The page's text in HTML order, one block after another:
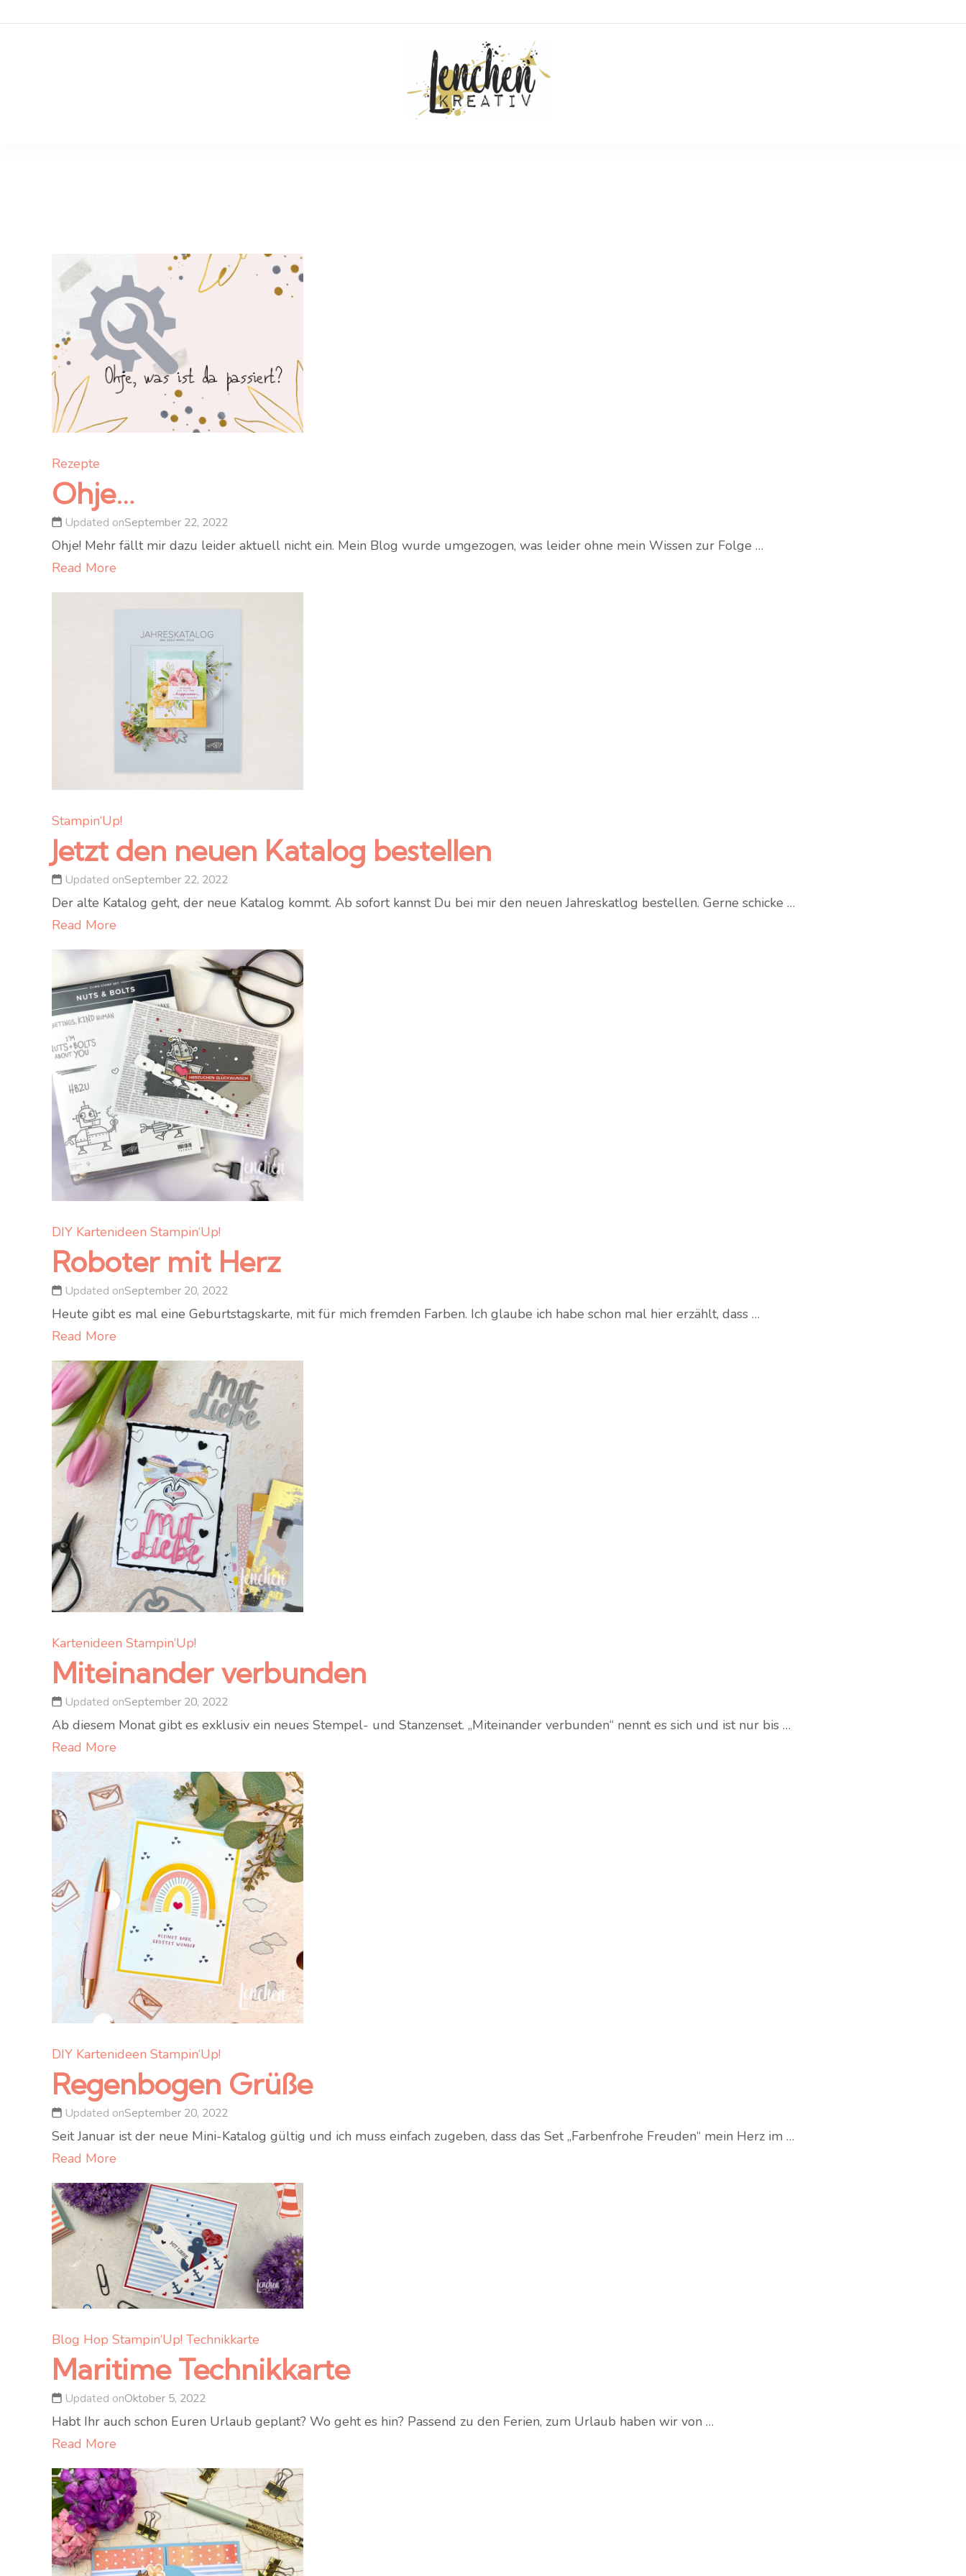
Rezepte
Ohje…
Updated onSeptember 22, 2022
Ohje! Mehr fällt mir dazu leider aktuell nicht ein. Mein Blog wurde umgezogen, was leider ohne mein Wissen zur Folge …
Read More
Stampin‘Up!
Jetzt den neuen Katalog bestellen
Updated onSeptember 22, 2022
Der alte Katalog geht, der neue Katalog kommt. Ab sofort kannst Du bei mir den neuen Jahreskatlog bestellen. Gerne schicke …
Read More
DIY Kartenideen Stampin‘Up!
Roboter mit Herz
Updated onSeptember 20, 2022
Heute gibt es mal eine Geburtstagskarte, mit für mich fremden Farben. Ich glaube ich habe schon mal hier erzählt, dass …
Read More
Kartenideen Stampin‘Up!
Miteinander verbunden
Updated onSeptember 20, 2022
Ab diesem Monat gibt es exklusiv ein neues Stempel- und Stanzenset. „Miteinander verbunden“ nennt es sich und ist nur bis …
Read More
DIY Kartenideen Stampin‘Up!
Regenbogen Grüße
Updated onSeptember 20, 2022
Seit Januar ist der neue Mini-Katalog gültig und ich muss einfach zugeben, dass das Set „Farbenfrohe Freuden“ mein Herz im …
Read More
Blog Hop Stampin‘Up! Technikkarte
Maritime Technikkarte
Updated onOktober 5, 2022
Habt Ihr auch schon Euren Urlaub geplant? Wo geht es hin? Passend zu den Ferien, zum Urlaub haben wir von …
Read More